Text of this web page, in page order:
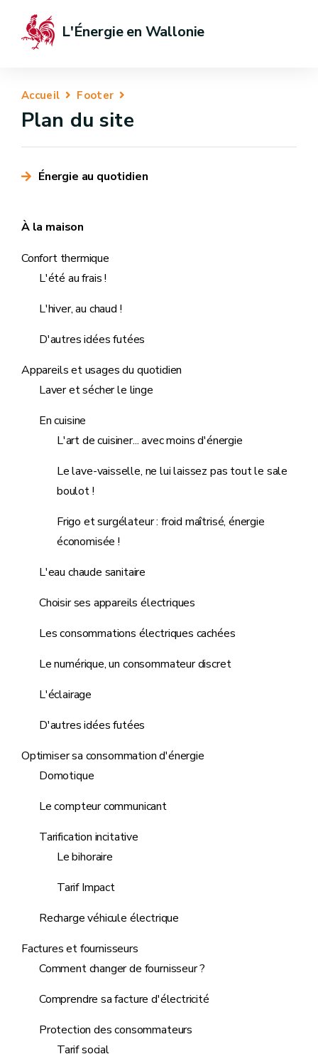
L'Énergie en Wallonie
Accueil Footer
Plan du site
Énergie au quotidien
À la maison
Confort thermique
L'été au frais !
L'hiver, au chaud !
D'autres idées futées
Appareils et usages du quotidien
Laver et sécher le linge
En cuisine
L'art de cuisiner... avec moins d'énergie
Le lave-vaisselle, ne lui laissez pas tout le sale
boulot !
Frigo et surgélateur : froid maîtrisé, énergie
économisée !
L'eau chaude sanitaire
Choisir ses appareils électriques
Les consommations électriques cachées
Le numérique, un consommateur discret
L'éclairage
D'autres idées futées
Optimiser sa consommation d'énergie
Domotique
Le compteur communicant
Tarification incitative
Le bihoraire
Tarif Impact
Recharge véhicule électrique
Factures et fournisseurs
Comment changer de fournisseur ?
Comprendre sa facture d'électricité
Protection des consommateurs
Tarif social